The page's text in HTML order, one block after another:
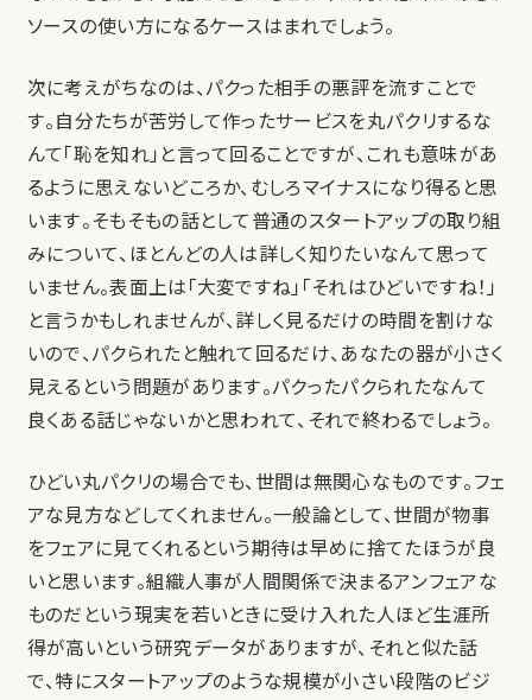
ソースの使い方になるケースはまれでしょう。
次に考えがちなのは、パクった相手の悪評を流すことで
す。自分たちが苦労して作ったサービスを丸パクリするな
んて「恥を知れ」と言って回ることですが、これも意味があ
るように思えないどころか、むしろマイナスになり得ると思
います。そもそもの話として普通のスタートアップの取り組
みについて、ほとんどの人は詳しく知りたいなんて思って
いません。表面上は「大変ですね」「それはひどいですね！」
と言うかもしれませんが、詳しく見るだけの時間を割けな
いので、パクられたと触れて回るだけ、あなたの器が小さく
見えるという問題があります。パクったパクられたなんて
良くある話じゃないかと思われて、それで終わるでしょう。
ひどい丸パクリの場合でも、世間は無関心なものです。フェ
アな見方などしてくれません。一般論として、世間が物事
をフェアに見てくれるという期待は早めに捨てたほうが良
いと思います。組織人事が人間関係で決まるアンフェアな
ものだという現実を若いときに受け入れた人ほど生涯所
得が高いという研究データがありますが、それと似た話
で、特にスタートアップのような規模が小さい段階のビジ